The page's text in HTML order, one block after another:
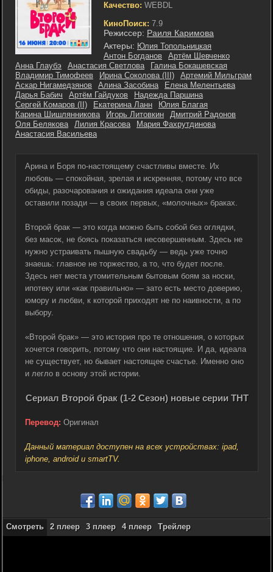
Качество: WEBDL
КиноПоиск: 7.9
Режиссер: Раиля Каримова
Актеры: Юлия Топольницкая
Антон Богданов
Артём Шевченко
Анна Глаубэ
Анастасия Светлова
Галина Бокашевская
Владимир Тимофеев
Ирина Соколова (III)
Артемий Мильграм
Аскар Нигамедзянов
Алина Засобина
Елена Мелентьева
Дарья Бабич
Артём Гайдуков
Надежда Паршина
Сергей Комаров (II)
Екатерина Ланн
Юлия Благая
Карина Шишлянникова
Игорь Литовкин
Дмитрий Радонов
Оля Белякова
Лилия Красова
Мария Фахрутдинова
Анастасия Васильева
Арина и Боря по-настоящему счастливы вместе. Их
любовь — спокойная, зрелая и искренняя, потому что все
обиды, разочарования и ожидания идеала они уже
оставили позади — в своих первых, «молочных» браках.
Второй брак — это когда можно быть собой без оглядки,
без масок, не боясь показаться несовершенным. Здесь не
нужно устраивать пышную свадьбу — ведь уже точно
знаешь: главное не торжество, а то, что будет после.
Здесь нет места утомительным бытовым боям за носки,
ипотеку или «как правильно» — зато есть место доверию,
юмору и любви, к которой приходят не по наивности, а по
выбору.
«Второй брак» — это история про те отношения, о которых
хочется говорить, потому что они настоящие. И да, идеала
не существует, но бывает настоящее счастье. Именно оно
и легло в основу этой истории.
Сериал Второй брак (1-2 Сезон) новые серии ТНТ
Перевод: Оригинал
Данный материал доступен на всех устройствах: ipad,
iphone, android и smartTV.
Смотреть 2 плеер 3 плеер 4 плеер Трейлер